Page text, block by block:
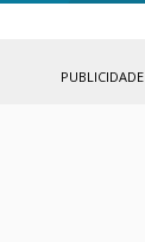
PUBLICIDADE